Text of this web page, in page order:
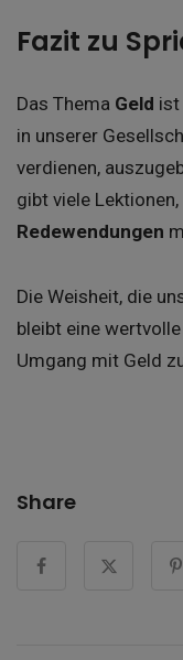
Fazit zu
Das Thema Geld ist
in unserer
verdienen,
gibt viele
Redewendungen
Die Weisheit, die
bleibt eine
Umgang mit Geld
Share